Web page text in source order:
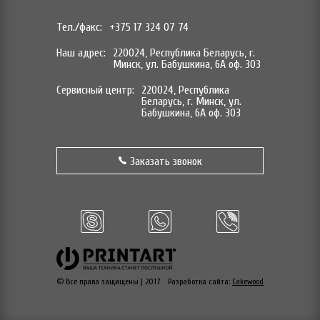
Тел./факс:
+375 17 324 07 74
Наш адрес:
220024, Республика Беларусь, г.
Минск, ул. Бабушкина, 6А оф. 303
Сервисный центр:
220024, Республика
Беларусь, г. Минск, ул.
Бабушкина, 6А оф. 303
Заказать звонок
© Все права защищены | 2017 Разработка сайта: Cakewood